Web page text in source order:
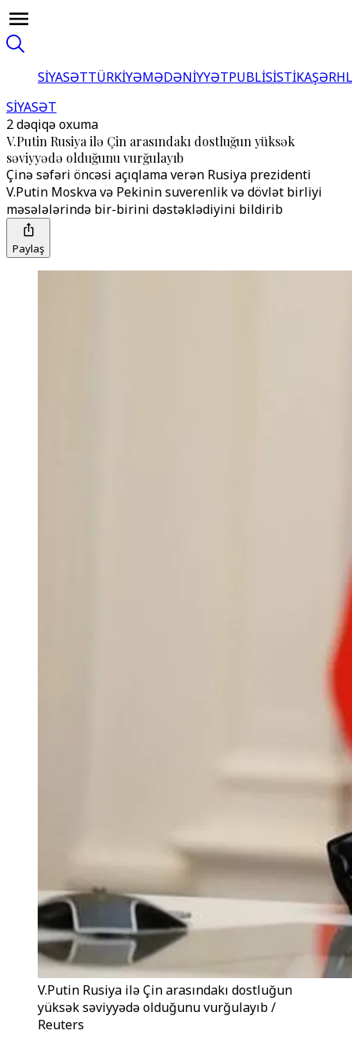
SİYASƏTTÜRKİYƏMƏDƏNİYYƏTPUBLİSİSTİKA
SİYASƏT
2 dəqiqə oxuma
V.Putin Rusiya ilə Çin arasındakı dostluğun yüksək
səviyyədə olduğunu vurğulayıb
Çinə səfəri öncəsi açıqlama verən Rusiya prezidenti
V.Putin Moskva və Pekinin suverenlik və dövlət birliyi
məsələlərində bir-birini dəstəklədiyini bildirib
Paylaş
V.Putin Rusiya ilə Çin arasındakı dostluğun
yüksək səviyyədə olduğunu vurğulayıb /
Reuters